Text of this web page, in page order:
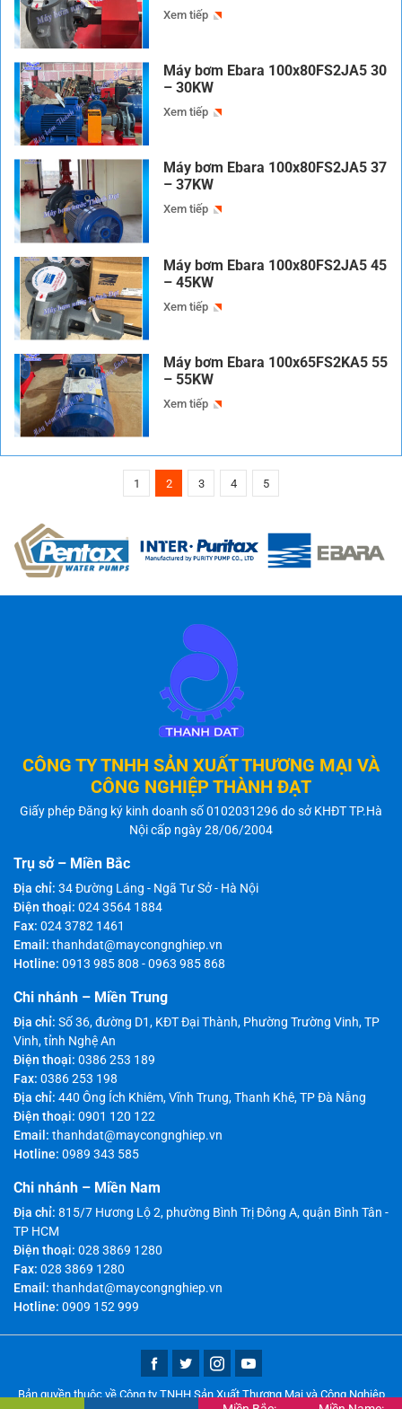
Xem tiếp
Máy bơm Ebara 100x80FS2JA5 30
– 30KW
Xem tiếp
Máy bơm Ebara 100x80FS2JA5 37
– 37KW
Xem tiếp
Máy bơm Ebara 100x80FS2JA5 45
– 45KW
Xem tiếp
Máy bơm Ebara 100x65FS2KA5 55
– 55KW
Xem tiếp
1 2 3 4 5
CÔNG TY TNHH SẢN XUẤT THƯƠNG MẠI VÀ
CÔNG NGHIỆP THÀNH ĐẠT
Giấy phép Đăng ký kinh doanh số 0102031296 do sở KHĐT TP.Hà
Nội cấp ngày 28/06/2004
Trụ sở – Miền Bắc
Địa chỉ: 34 Đường Láng - Ngã Tư Sở - Hà Nội
Điện thoại: 024 3564 1884
Fax: 024 3782 1461
Email: thanhdat@maycongnghiep.vn
Hotline: 0913 985 808 -0963 985 868
Chi nhánh – Miền Trung
Địa chỉ: Số 36, đường D1, KĐT Đại Thành, Phường Trường Vinh, TP
Vinh, tỉnh Nghệ An
Điện thoại: 0386 253 189
Fax: 0386 253 198
Địa chỉ: 440 Ông Ích Khiêm, Vĩnh Trung, Thanh Khê, TP Đà Nẵng
Điện thoại: 0901 120 122
Email: thanhdat@maycongnghiep.vn
Hotline: 0989 343 585
Chi nhánh – Miền Nam
Địa chỉ: 815/7 Hương Lộ 2, phường Bình Trị Đông A, quận Bình Tân -
TP HCM
Điện thoại: 028 3869 1280
Fax: 028 3869 1280
Email: thanhdat@maycongnghiep.vn
Hotline: 0909 152 999
Bản quyền thuộc về Công ty TNHH Sản Xuất Thương Mại và Công Nghiệp